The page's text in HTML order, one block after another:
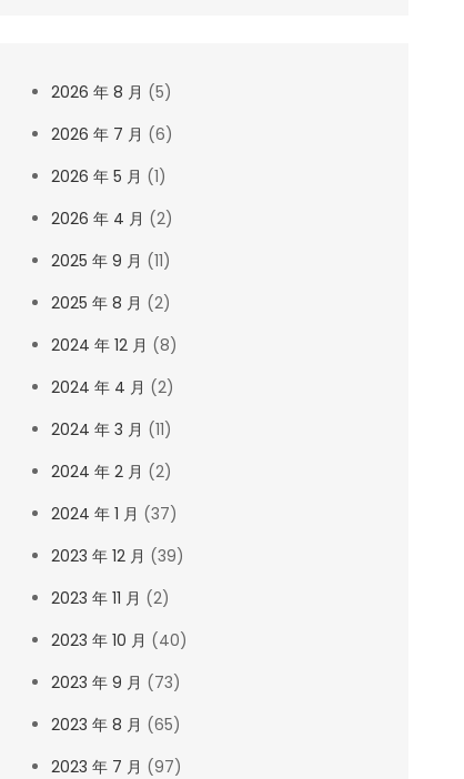
2026 年 8 月 (5)
2026 年 7 月 (6)
2026 年 5 月 (1)
2026 年 4 月 (2)
2025 年 9 月 (11)
2025 年 8 月 (2)
2024 年 12 月 (8)
2024 年 4 月 (2)
2024 年 3 月 (11)
2024 年 2 月 (2)
2024 年 1 月 (37)
2023 年 12 月 (39)
2023 年 11 月 (2)
2023 年 10 月 (40)
2023 年 9 月 (73)
2023 年 8 月 (65)
2023 年 7 月 (97)